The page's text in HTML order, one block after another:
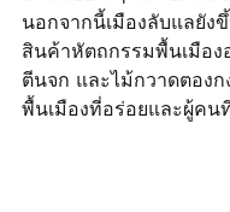
นอกจากนี้เมืองลับแลยัง
สินค้าหัตถกรรมพื้นเมือง
ตีนจก และไม้กวาดตอง
พื้นเมืองที่อร่อยและผู้คน